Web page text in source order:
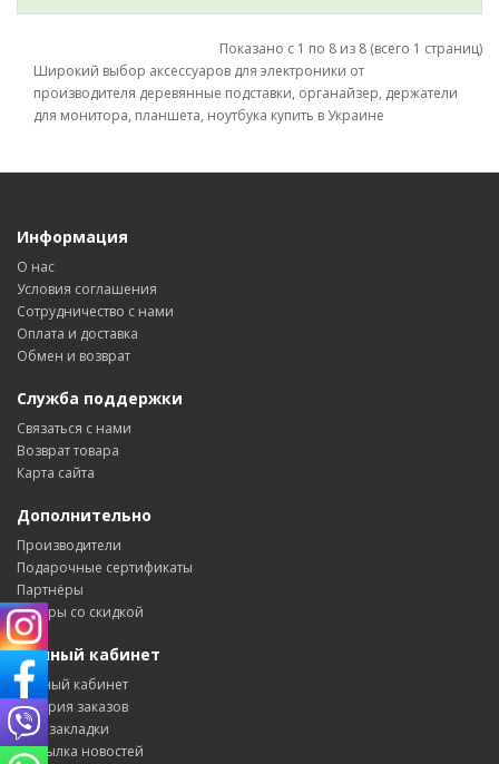
Показано с 1 по 8 из 8 (всего 1 страниц)
Широкий выбор аксессуаров для электроники от
производителя деревянные подставки, органайзер, держатели
для монитора, планшета, ноутбука купить в Украине
Информация
О нас
Условия соглашения
Сотрудничество с нами
Оплата и доставка
Обмен и возврат
Служба поддержки
Связаться с нами
Возврат товара
Карта сайта
Дополнительно
Производители
Подарочные сертификаты
Партнёры
Товары со скидкой
Личный кабинет
Личный кабинет
История заказов
Мои закладки
Рассылка новостей